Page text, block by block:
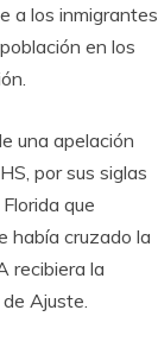
a los inmigrantes
en los
una apelación
por sus siglas
que
había cruzado la
recibiera la
Ajuste.